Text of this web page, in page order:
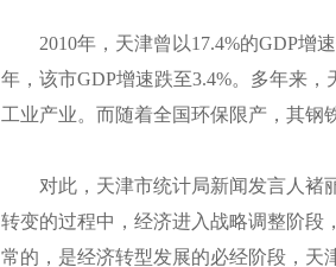
2010年，天津曾以17.4%的GDP增
年，该市GDP增速跌至3.4%。多年来
工业产业。而随着全国环保限产，其钢
对此，天津市统计局新闻发言人褚
转变的过程中，经济进入战略调整阶段
常的，是经济转型发展的必经阶段，天